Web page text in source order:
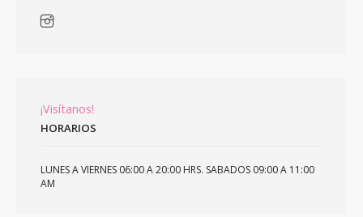
¡Visítanos!
HORARIOS
LUNES A VIERNES 06:00 A 20:00 HRS. SABADOS 09:00 A 11:00
AM